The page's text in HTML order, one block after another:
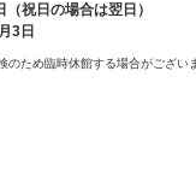
祝日の場合は翌日）
3日
のため臨時休館する場合がござい